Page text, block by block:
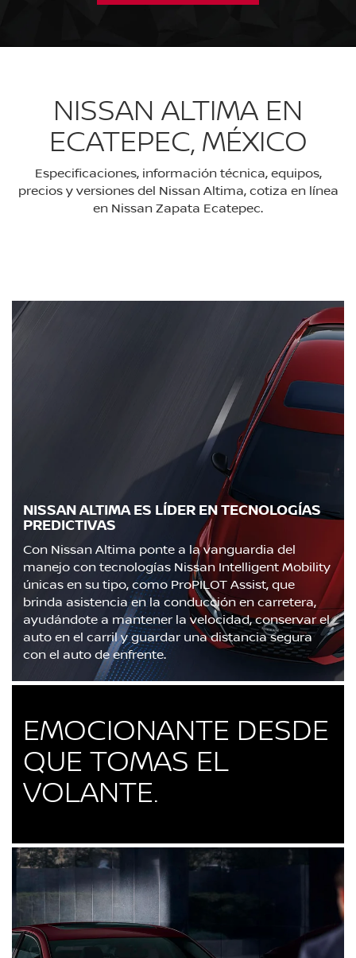
NISSAN ALTIMA EN
ECATEPEC, MÉXICO
Especificaciones, información técnica, equipos,
precios y versiones del Nissan Altima, cotiza en línea
en Nissan Zapata Ecatepec.
NISSAN ALTIMA ES LÍDER EN TECNOLOGÍAS
PREDICTIVAS
Con Nissan Altima ponte a la vanguardia del
manejo con tecnologías Nissan Intelligent Mobility
únicas en su tipo, como ProPILOT Assist, que
brinda asistencia en la conducción en carretera,
ayudándote a mantener la velocidad, conservar el
auto en el carril y guardar una distancia segura
con el auto de enfrente.
EMOCIONANTE DESDE
QUE TOMAS EL
VOLANTE.